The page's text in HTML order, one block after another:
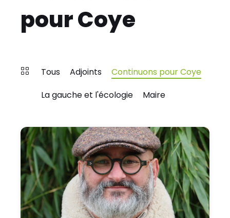
pour Coye
Tous Adjoints
Continuons pour Coye
La gauche et l'écologie
Maire